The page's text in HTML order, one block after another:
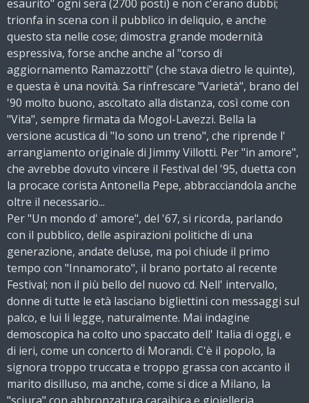
esaurito" ogni sera (2700 posti) e non c'erano dubbi;
trionfa in scena con il pubblico in deliquio, e anche
questo sta nelle cose; dimostra grande modernità
espressiva, forse anche anche al "corso di
aggiornamento Ramazzotti" (che stava dietro le quinte),
e questa è una novità. Sa rinfrescare "Varietà", brano del
'90 molto buono, ascoltato alla distanza, così come con
"Vita", sempre firmata da Mogol-Lavezzi. Bella la
versione acustica di "Io sono un treno", che riprende l'
arrangiamento originale di Jimmy Villotti. Per "in amore",
che avrebbe dovuto vincere il Festival del '95, duetta con
la procace corista Antonella Pepe, abbracciandola anche
oltre il necessario...
Per "Un mondo d' amore", del '67, si ricorda, parlando
con il pubblico, delle aspirazioni politiche di una
generazione, andate deluse, ma poi chiude il primo
tempo con "Innamorato", il brano portato al recente
Festival; non il più bello del nuovo cd. Nell' intervallo,
donne di tutte le età lasciano bigliettini con messaggi sul
palco, e lui li legge, naturalmente. Mai indagine
demoscopica ha colto uno spaccato dell' Italia di oggi, e
di ieri, come un concerto di Morandi. C'è il popolo, la
signora troppo truccata e troppo grassa con accanto il
marito disilluso, ma anche, come si dice a Milano, la
"sciura" con abbronzatura caraibica e gioielleria